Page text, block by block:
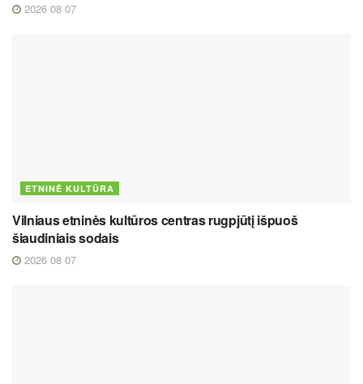
2026 08 07
ETNINĖ KULTŪRA
Vilniaus etninės kultūros centras rugpjūtį išpuoš
šiaudiniais sodais
2026 08 07